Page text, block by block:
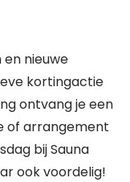
nieuwe
kortingactie
ontvang je een
of arrangement
bij Sauna
ook voordelig!